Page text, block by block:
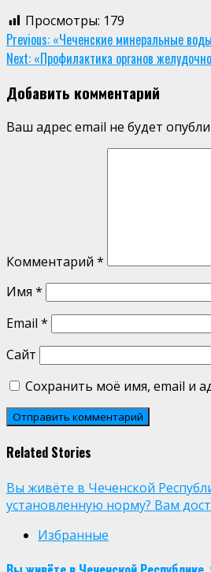
Просмотры: 179
Continue
Reading
Previous: «Чеченские минеральные
Next: «Профилактика органов
Добавить комментарий
Ваш адрес email не будет
Комментарий *
Имя *
Email *
Сайт
Сохранить моё имя, email и
Related Stories
Вы живёте в Чеченской
установленную норму? Вам
Избранные